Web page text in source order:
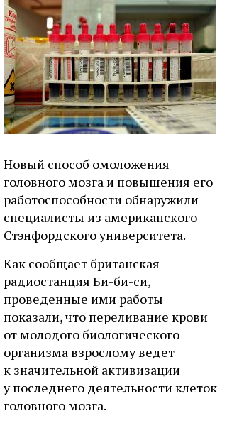
Новый способ омоложения
головного мозга и повышения его
работоспособности обнаружили
специалисты из американского
Стэнфордского университета.
Как сообщает британская
радиостанция Би-би-си,
проведенные ими работы
показали, что переливание крови
от молодого биологического
организма взрослому ведет
к значительной активизации
у последнего деятельности клеток
головного мозга.